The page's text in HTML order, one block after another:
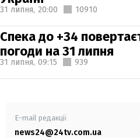
31 липня, 20:00 10910
Спека до +34
погоди на 31 липня
31 липня, 09:15 939
E-mail редакції
news24@24tv.com.ua